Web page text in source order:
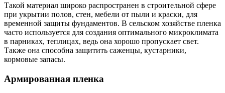
Такой материал широко распространен в строительной сфере
при укрытии полов, стен, мебели от пыли и краски, для
временной защиты фундаментов. В сельском хозяйстве пленка
часто используется для создания оптимального микроклимата
в парниках, теплицах, ведь она хорошо пропускает свет.
Также она способна защитить саженцы, кустарники,
кормовые запасы.
Армированная пленка